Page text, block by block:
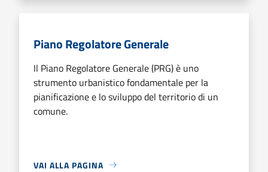
Piano Regolatore Generale
Il Piano Regolatore Generale (PRG) è uno
strumento urbanistico fondamentale per la
pianificazione e lo sviluppo del territorio di un
comune.
VAI ALLA PAGINA